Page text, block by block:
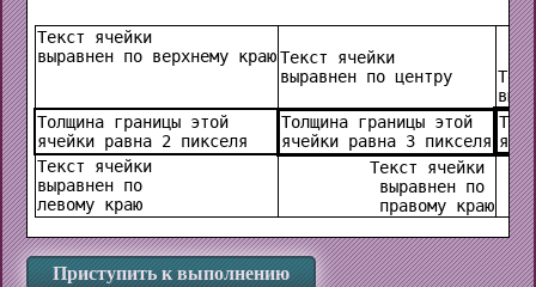
Текст ячейки
выравнен по верхнему краюТекст ячейки
выравнен по центру
Толщина границы этой
ячейки равна 2 пикселя
Толщина границы этой
ячейки равна 3 пикселя
Текст ячейки
выравнен по
левому краю
Текст ячейки
выравнен по
правому краю
Приступить к выполнению